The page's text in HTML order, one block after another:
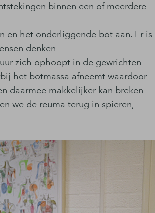
binnen een of meerdere
en het onderliggende bot aan. Er is
denken
zich ophoopt in de gewrichten
het botmassa afneemt waardoor
daarmee makkelijker kan breken
we de reuma terug in spieren,